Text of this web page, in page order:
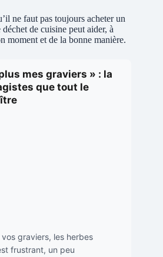
ne faut pas toujours acheter un
de cuisine peut aider, à
moment et de la bonne manière.
mes graviers » : la
que tout le
graviers, les herbes
frustrant, un peu